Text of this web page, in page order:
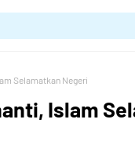
Selamatkan Negeri
Islam